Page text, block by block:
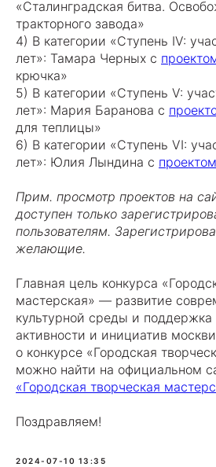
«Сталинградская битва.
тракторного завода»
4) В категории «Ступень IV:
лет»: Тамара Черных с
крючка»
5) В категории «Ступень V:
лет»: Мария Баранова с
для теплицы»
6) В категории «Ступень VI:
лет»: Юлия Лындина с проектом
Прим. просмотр проектов на
доступен только
пользователям.
желающие.
Главная цель конкурса
мастерская» — развитие
культурной среды и поддержка
активности и инициатив
о конкурсе «Городская
можно найти на официальном
«Городская творческая
Поздравляем!
2024-07-10 13:35